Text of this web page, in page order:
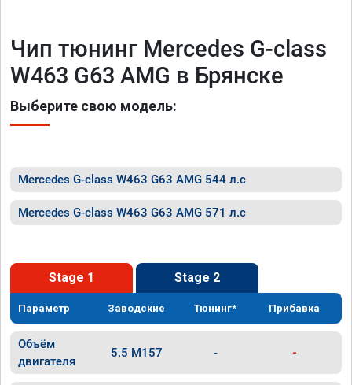
Чип тюнинг Mercedes G-class
W463 G63 AMG в Брянске
Выберите свою модель:
Mercedes G-class W463 G63 AMG 544 л.с
Mercedes G-class W463 G63 AMG 571 л.с
Stage 1 Stage 2
Параметр Заводские Тюнинг* Прибавка
Объём
двигателя
5.5 M157 - -